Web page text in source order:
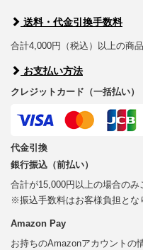
送料・代金引換手数料
合計4,000円（税込）以上の商
お支払い方法
クレジットカード（一括払い）
代金引換
銀行振込（前払い）
合計が15,000円以上の場合のみ
※振込手数料はお客様負担とな
Amazon Pay
お持ちのAmazonアカウントの